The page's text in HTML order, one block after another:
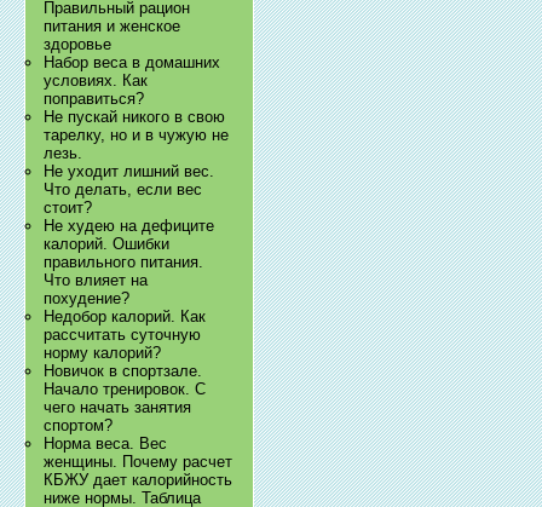
Правильный рацион
питания и женское
здоровье
Набор веса в домашних
условиях. Как
поправиться?
Не пускай никого в свою
тарелку, но и в чужую не
лезь.
Не уходит лишний вес.
Что делать, если вес
стоит?
Не худею на дефиците
калорий. Ошибки
правильного питания.
Что влияет на
похудение?
Недобор калорий. Как
рассчитать суточную
норму калорий?
Новичок в спортзале.
Начало тренировок. С
чего начать занятия
спортом?
Норма веса. Вес
женщины. Почему расчет
КБЖУ дает калорийность
ниже нормы. Таблица